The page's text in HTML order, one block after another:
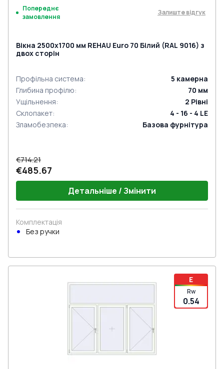
Попереднє
замовлення
Залиште відгук
Вікна 2500x1700 мм REHAU Euro 70 Білий (RAL 9016) з
двох сторін
Профільна система: 5 камерна
Глибина профілю: 70 мм
Ущільнення: 2 Рівні
Склопакет:
4 - 16 - 4 LE
Зламобезпека: Базова фурнітура
€714.21
€485.67
Детальніше / Змінити
Комплектація
Без ручки
E
Rw
0.54